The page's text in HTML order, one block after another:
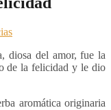
diosa del amor, fue la
de la felicidad y le dio
aromática originaria